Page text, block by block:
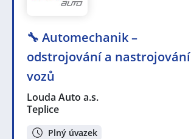
🔧 Automechanik –
odstrojování a nastrojování
vozů
Louda Auto a.s.
Teplice
Plný úvazek